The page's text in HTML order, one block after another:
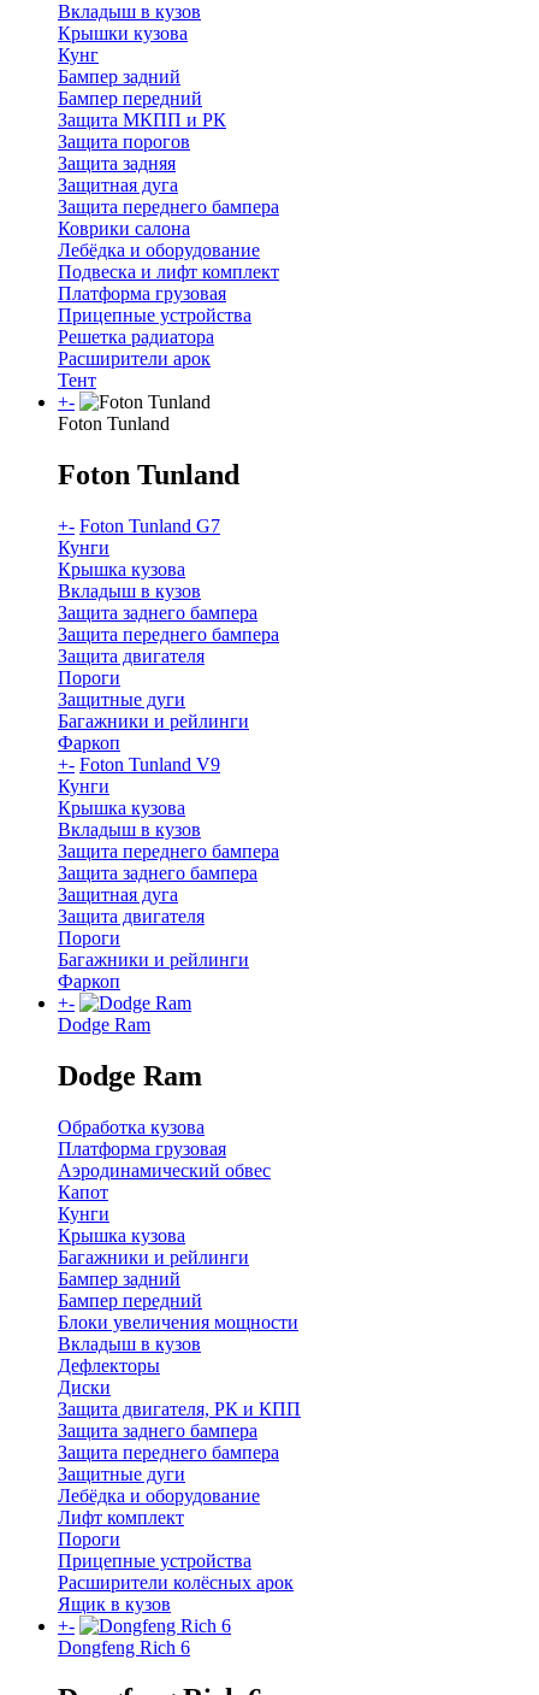
Вкладыш в кузов
Крышки кузова
Кунг
Бампер задний
Бампер передний
Защита МКПП и РК
Защита порогов
Защита задняя
Защитная дуга
Защита переднего бампера
Коврики салона
Лебёдка и оборудование
Подвеска и лифт комплект
Платформа грузовая
Прицепные устройства
Решетка радиатора
Расширители арок
Тент
+-
Foton Tunland
Foton Tunland
+- Foton Tunland G7
Кунги
Крышка кузова
Вкладыш в кузов
Защита заднего бампера
Защита переднего бампера
Защита двигателя
Пороги
Защитные дуги
Багажники и рейлинги
Фаркоп
+- Foton Tunland V9
Кунги
Крышка кузова
Вкладыш в кузов
Защита переднего бампера
Защита заднего бампера
Защитная дуга
Защита двигателя
Пороги
Багажники и рейлинги
Фаркоп
+-
Dodge Ram
Dodge Ram
Обработка кузова
Платформа грузовая
Аэродинамический обвес
Капот
Кунги
Крышка кузова
Багажники и рейлинги
Бампер задний
Бампер передний
Блоки увеличения мощности
Вкладыш в кузов
Дефлекторы
Диски
Защита двигателя, РК и КПП
Защита заднего бампера
Защита переднего бампера
Защитные дуги
Лебёдка и оборудование
Лифт комплект
Пороги
Прицепные устройства
Расширители колёсных арок
Ящик в кузов
+-
Dongfeng Rich 6